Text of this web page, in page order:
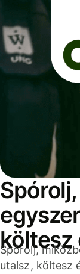
költesz
Spórolj,
utalsz, költesz